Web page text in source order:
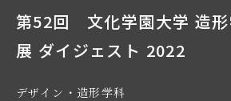
第52回 文化学園大学 造形
展 ダイジェスト 2022
デザイン・造形学科